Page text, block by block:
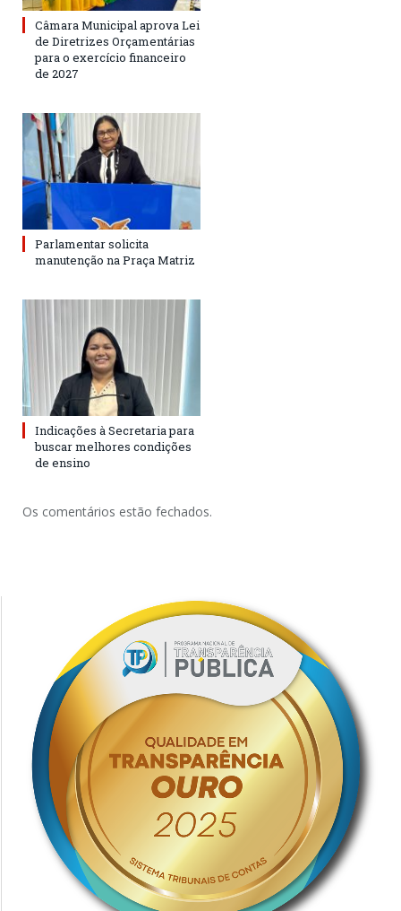
Câmara Municipal aprova Lei
de Diretrizes Orçamentárias
para o exercício financeiro
de 2027
Parlamentar solicita
manutenção na Praça Matriz
Indicações à Secretaria para
buscar melhores condições
de ensino
Os comentários estão fechados.